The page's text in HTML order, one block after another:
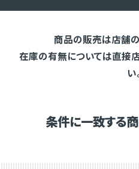
商品の販売は店舗の
在庫の有無については直接
い
条件に一致する商